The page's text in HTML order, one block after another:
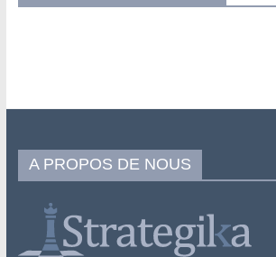
A PROPOS DE NOUS